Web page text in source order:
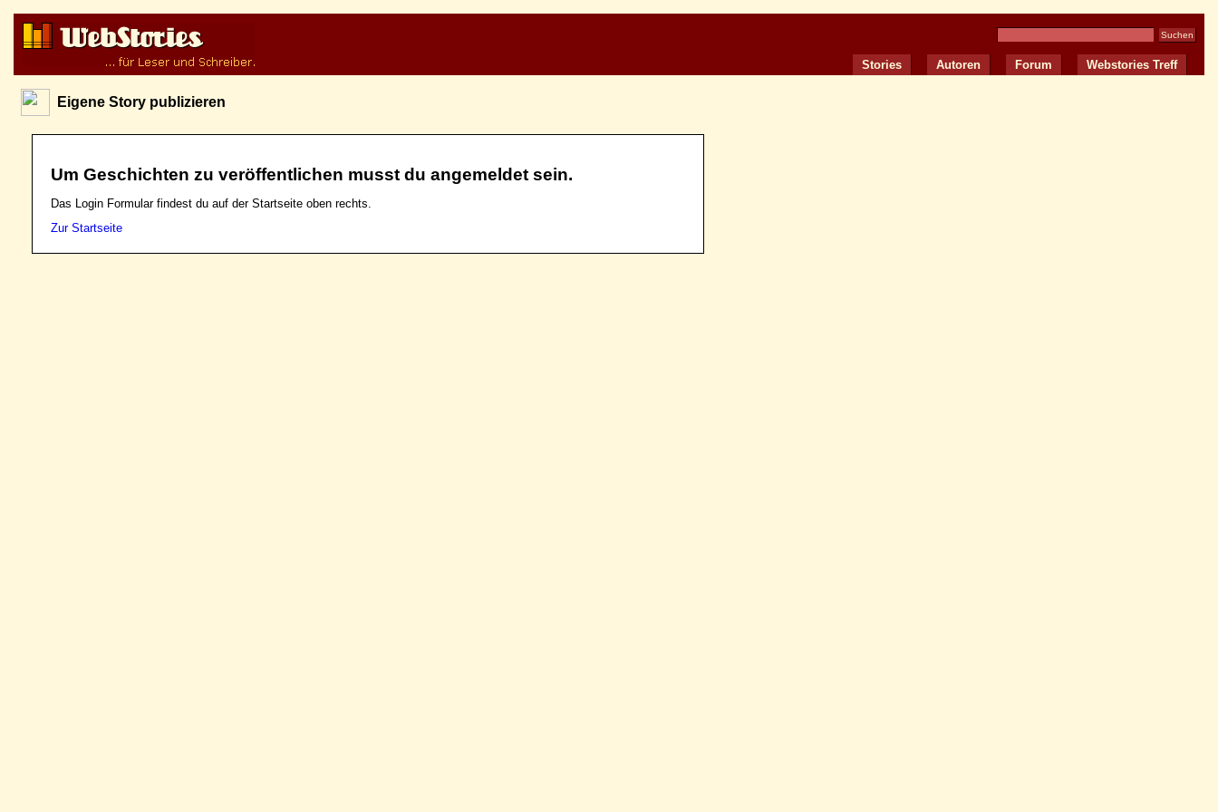
Stories Autoren Forum Webstories Treff
Eigene Story publizieren
Um Geschichten zu veröffentlichen musst du angemeldet sein.
Das Login Formular findest du auf der Startseite oben rechts.
Zur Startseite